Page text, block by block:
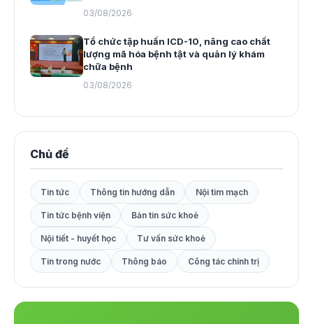
03/08/2026
Tổ chức tập huấn ICD-10, nâng cao chất
lượng mã hóa bệnh tật và quản lý khám
chữa bệnh
03/08/2026
Chủ đề
Tin tức Thông tin hướng dẫn Nội tim mạch
Tin tức bệnh viện Bản tin sức khoẻ
Nội tiết - huyết học Tư vấn sức khoẻ
Tin trong nước Thông báo Công tác chính trị